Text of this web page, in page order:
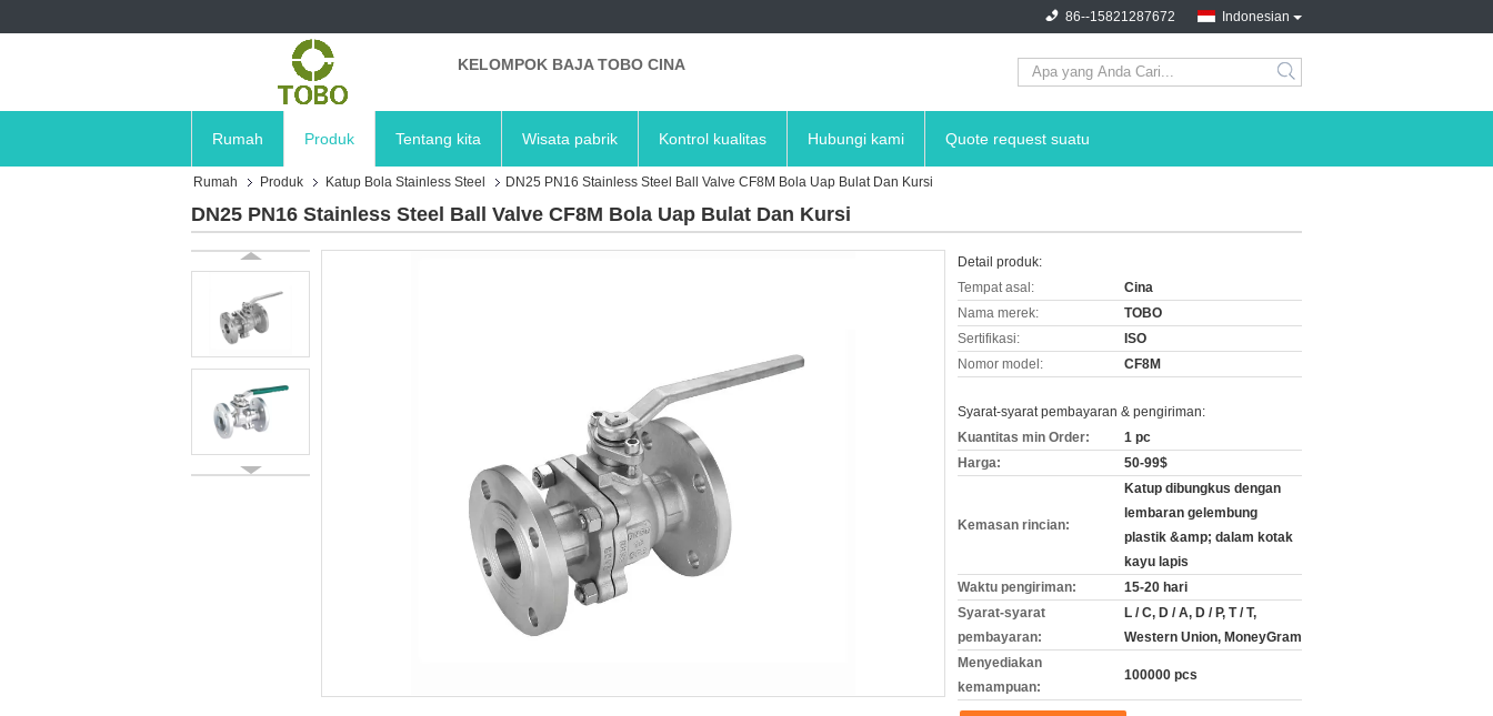
Indonesian
86--15821287672
KELOMPOK BAJA TOBO CINA
Rumah Produk Tentang kita Wisata pabrik Kontrol kualitas Hubungi kami Quote request suatu
Rumah Produk Katup Bola Stainless Steel DN25 PN16 Stainless Steel Ball Valve CF8M Bola Uap Bulat Dan Kursi
DN25 PN16 Stainless Steel Ball Valve CF8M Bola Uap Bulat Dan Kursi
Detail produk:
Tempat asal:
Cina
Nama merek:
TOBO
Sertifikasi:
ISO
Nomor model:
CF8M
Syarat-syarat pembayaran & pengiriman:
Kuantitas min Order:
1 pc
Harga:
50-99$
Kemasan rincian:
Katup dibungkus dengan
lembaran gelembung
plastik &amp; dalam kotak
kayu lapis
Waktu pengiriman:
15-20 hari
Syarat-syarat
pembayaran:
L / C, D / A, D / P, T / T,
Western Union, MoneyGram
Menyediakan
kemampuan:
100000 pcs